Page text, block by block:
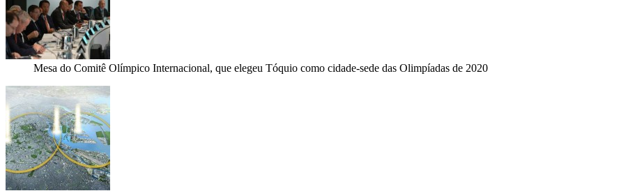
Mesa do Comitê Olímpico Internacional, que elegeu Tóquio como cidade-sede das Olimpíadas de 2020